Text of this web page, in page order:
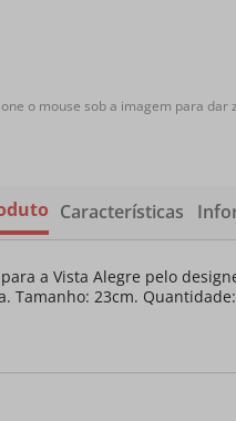
o mouse sob a imagem para dar
Características
a Vista Alegre pelo
Tamanho: 23cm.